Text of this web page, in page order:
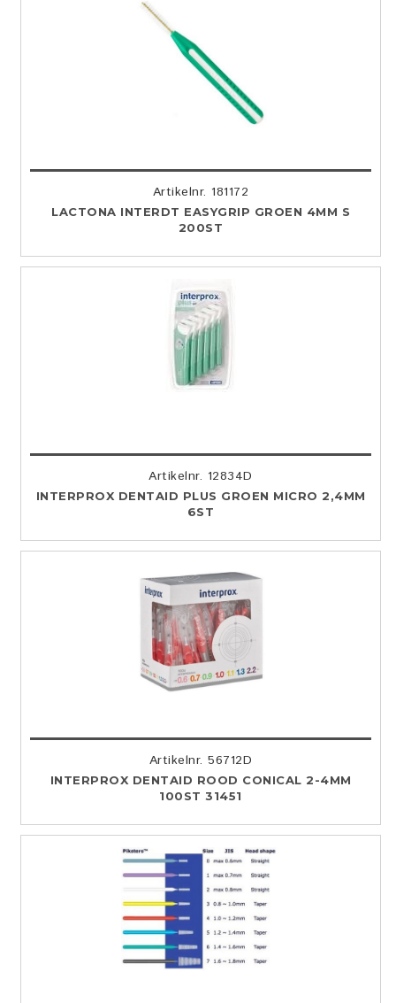
Artikelnr. 181172
LACTONA INTERDT EASYGRIP GROEN 4MM S
200ST
Artikelnr. 12834D
INTERPROX DENTAID PLUS GROEN MICRO 2,4MM
6ST
Artikelnr. 56712D
INTERPROX DENTAID ROOD CONICAL 2-4MM
100ST 31451